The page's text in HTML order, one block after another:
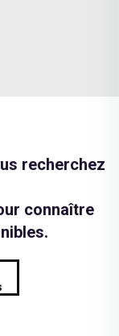
recherchez
connaître